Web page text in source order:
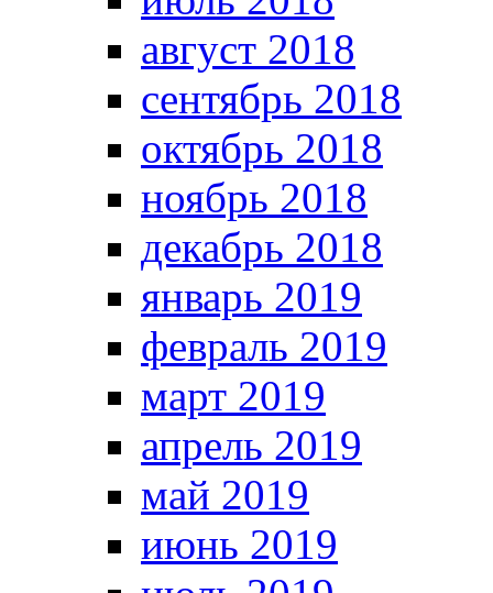
август 2018
сентябрь 2018
октябрь 2018
ноябрь 2018
декабрь 2018
январь 2019
февраль 2019
март 2019
апрель 2019
май 2019
июнь 2019